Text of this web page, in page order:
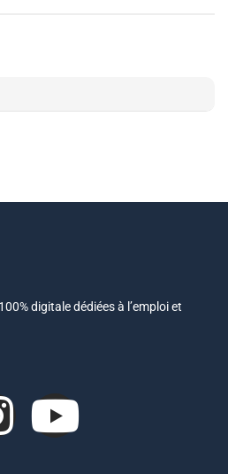
digitale dédiées à l’emploi et